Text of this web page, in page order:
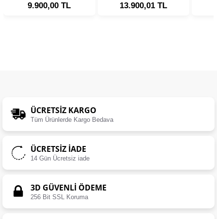
9.900,00 TL 13.900,01 TL
ÜCRETSIZ KARGO
Tüm Ürünlerde Kargo Bedava
ÜCRETSIZ İADE
14 Gün Ücretsiz iade
3D GÜVENLİ ÖDEME
256 Bit SSL Koruma